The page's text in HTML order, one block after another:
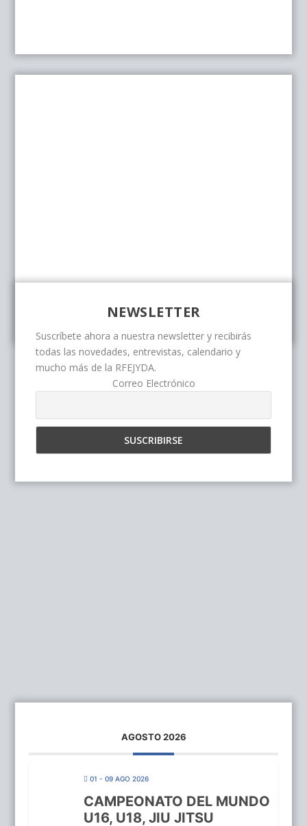
NEWSLETTER
Suscríbete ahora a nuestra newsletter y recibirás
todas las novedades, entrevistas, calendario y
mucho más de la RFEJYDA.
Correo Electrónico
AGOSTO 2026
01 - 09 AGO 2026
CAMPEONATO DEL MUNDO
U16, U18, JIU JITSU